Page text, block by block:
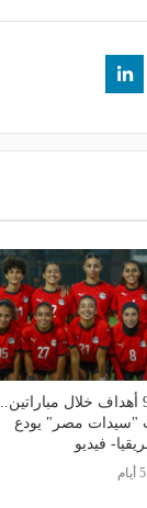
تلقى 9 أهداف خلال مباراتين..
"سيدات مصر" يودع
فيديو
مهمة سهلة
دور الـ 32